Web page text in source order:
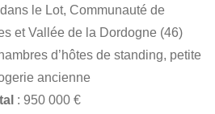
le Lot, Communauté de
et Vallée de la Dordogne (46)
d’hôtes de standing, petite
ancienne
: 950 000 €